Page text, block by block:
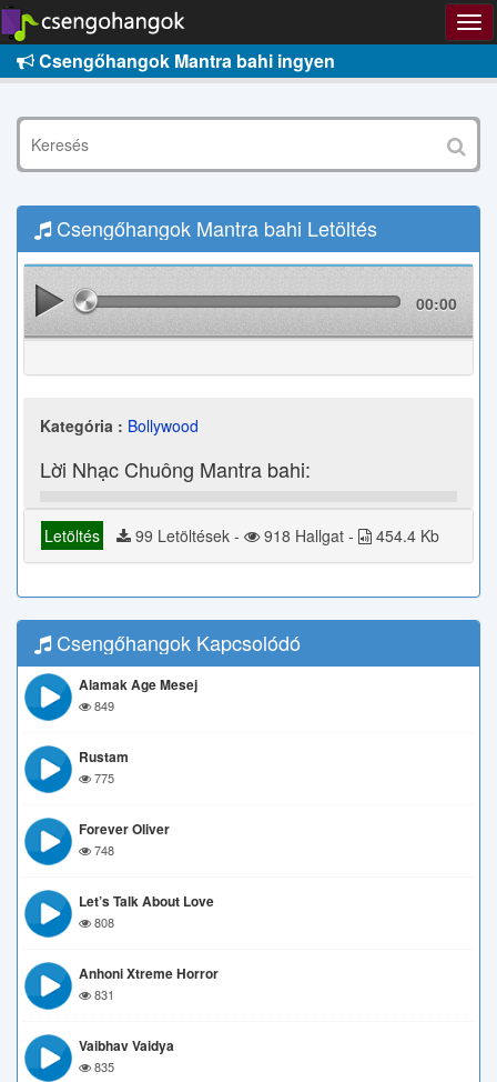
Csengőhangok Mantra bahi ingyen
Csengőhangok Mantra bahi Letöltés
00:00
Kategória : Bollywood
Lời Nhạc Chuông Mantra bahi:
Letöltés 99 Letöltések - 918 Hallgat - 454.4 Kb
Csengőhangok Kapcsolódó
Alamak Age Mesej
849
Rustam
775
Forever Oliver
748
Let’s Talk About Love
808
Anhoni Xtreme Horror
831
Vaibhav Vaidya
835